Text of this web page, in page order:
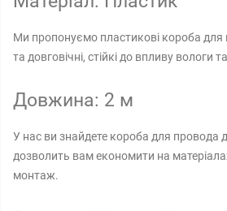
Ми пропонуємо пластикові короба для
та довговічні, стійкі до впливу вологи
Довжина: 2 м
У нас ви знайдете короба для
дозволить вам економити на
монтаж.